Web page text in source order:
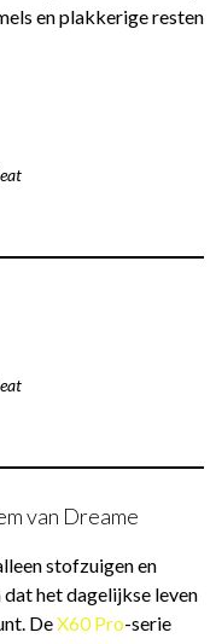
en plakkerige resten
van Dreame
stofzuigen en
het dagelijkse leven
DeX60 Pro-serie